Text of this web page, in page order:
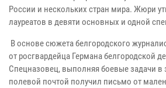
России и нескольких стран мира. Жюри
лауреатов в девяти основных и одной
В основе сюжета белгородского
от росгвардейца Германа белгородской
Спецназовец, выполняя боевые задачи в
полевой почтой получил письмо от